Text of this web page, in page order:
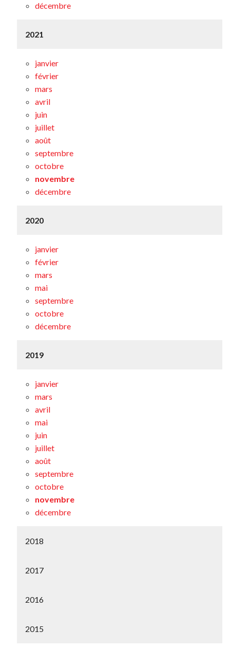
décembre
2021
janvier
février
mars
avril
juin
juillet
août
septembre
octobre
novembre
décembre
2020
janvier
février
mars
mai
septembre
octobre
décembre
2019
janvier
mars
avril
mai
juin
juillet
août
septembre
octobre
novembre
décembre
2018
2017
2016
2015